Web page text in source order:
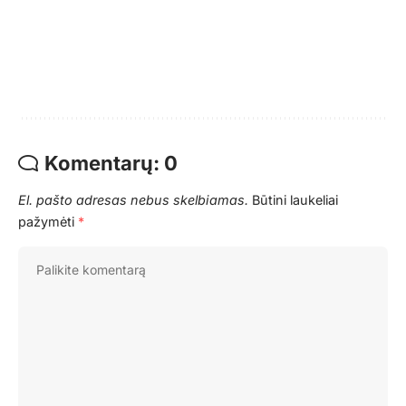
Komentarų: 0
El. pašto adresas nebus skelbiamas. Būtini laukeliai
pažymėti *